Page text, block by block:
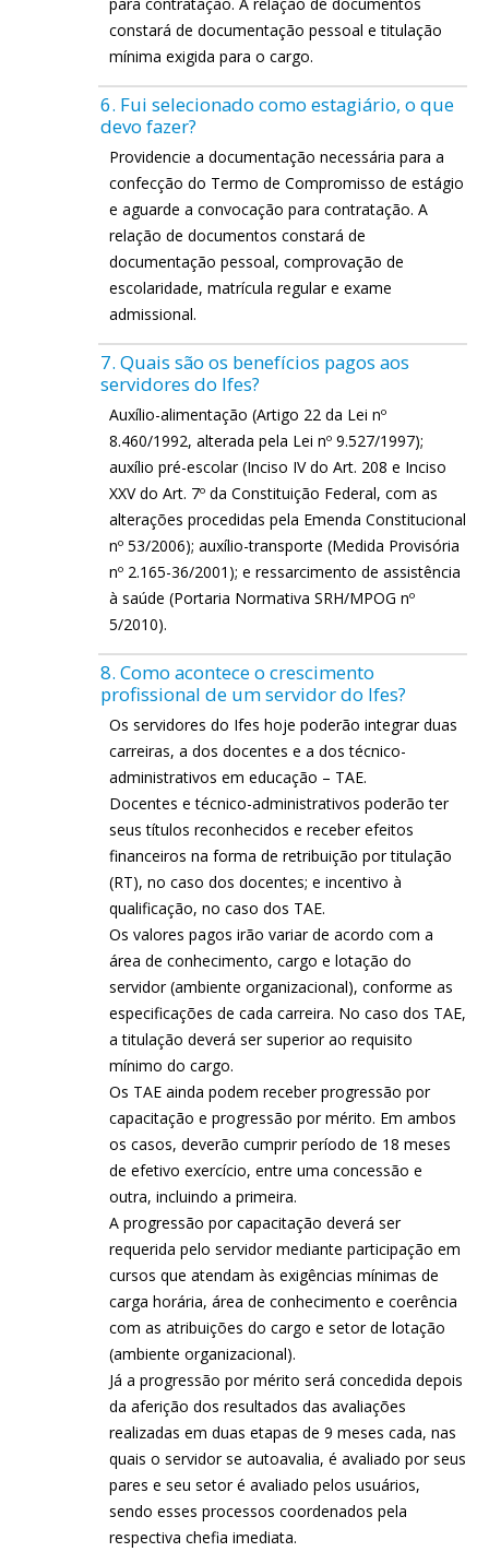
constará de documentação pessoal e titulação
mínima exigida para o cargo.
6. Fui selecionado como estagiário, o que
devo fazer?
Providencie a documentação necessária para a
confecção do Termo de Compromisso de estágio
e aguarde a convocação para contratação. A
relação de documentos constará de
documentação pessoal, comprovação de
escolaridade, matrícula regular e exame
admissional.
7. Quais são os benefícios pagos aos
servidores do Ifes?
Auxílio-alimentação (Artigo 22 da Lei nº
8.460/1992, alterada pela Lei nº 9.527/1997);
auxílio pré-escolar (Inciso IV do Art. 208 e Inciso
XXV do Art. 7º da Constituição Federal, com as
alterações procedidas pela Emenda Constitucional
nº 53/2006); auxílio-transporte (Medida Provisória
nº 2.165-36/2001); e ressarcimento de assistência
à saúde (Portaria Normativa SRH/MPOG nº
5/2010).
8. Como acontece o crescimento
profissional de um servidor do Ifes?
Os servidores do Ifes hoje poderão integrar duas
carreiras, a dos docentes e a dos técnico-
administrativos em educação – TAE.
Docentes e técnico-administrativos poderão ter
seus títulos reconhecidos e receber efeitos
financeiros na forma de retribuição por titulação
(RT), no caso dos docentes; e incentivo à
qualificação, no caso dos TAE.
Os valores pagos irão variar de acordo com a
área de conhecimento, cargo e lotação do
servidor (ambiente organizacional), conforme as
especificações de cada carreira. No caso dos TAE,
a titulação deverá ser superior ao requisito
mínimo do cargo.
Os TAE ainda podem receber progressão por
capacitação e progressão por mérito. Em ambos
os casos, deverão cumprir período de 18 meses
de efetivo exercício, entre uma concessão e
outra, incluindo a primeira.
A progressão por capacitação deverá ser
requerida pelo servidor mediante participação em
cursos que atendam às exigências mínimas de
carga horária, área de conhecimento e coerência
com as atribuições do cargo e setor de lotação
(ambiente organizacional).
Já a progressão por mérito será concedida depois
da aferição dos resultados das avaliações
realizadas em duas etapas de 9 meses cada, nas
quais o servidor se autoavalia, é avaliado por seus
pares e seu setor é avaliado pelos usuários,
sendo esses processos coordenados pela
respectiva chefia imediata.